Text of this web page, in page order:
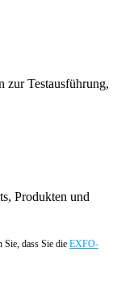
zur Testausführung,
Produkten und
dass Sie die EXFO-